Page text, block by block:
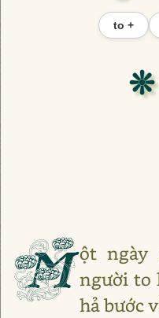
to +
M ột ngày
người to
hả bước